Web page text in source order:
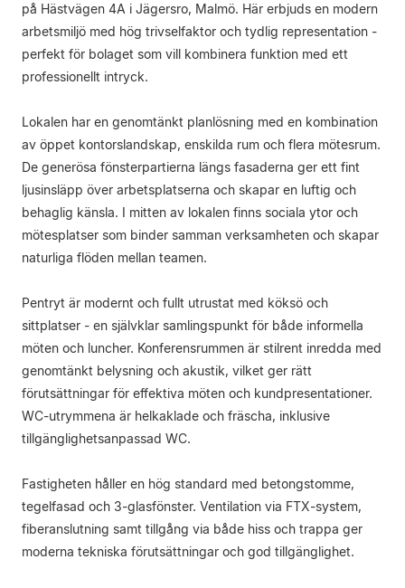
på Hästvägen 4A i Jägersro, Malmö. Här erbjuds en modern
arbetsmiljö med hög trivselfaktor och tydlig representation -
perfekt för bolaget som vill kombinera funktion med ett
professionellt intryck.
Lokalen har en genomtänkt planlösning med en kombination
av öppet kontorslandskap, enskilda rum och flera mötesrum.
De generösa fönsterpartierna längs fasaderna ger ett fint
ljusinsläpp över arbetsplatserna och skapar en luftig och
behaglig känsla. I mitten av lokalen finns sociala ytor och
mötesplatser som binder samman verksamheten och skapar
naturliga flöden mellan teamen.
Pentryt är modernt och fullt utrustat med köksö och
sittplatser - en självklar samlingspunkt för både informella
möten och luncher. Konferensrummen är stilrent inredda med
genomtänkt belysning och akustik, vilket ger rätt
förutsättningar för effektiva möten och kundpresentationer.
WC-utrymmena är helkaklade och fräscha, inklusive
tillgänglighetsanpassad WC.
Fastigheten håller en hög standard med betongstomme,
tegelfasad och 3-glasfönster. Ventilation via FTX-system,
fiberanslutning samt tillgång via både hiss och trappa ger
moderna tekniska förutsättningar och god tillgänglighet.